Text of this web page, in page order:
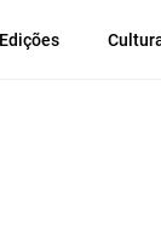
Edições